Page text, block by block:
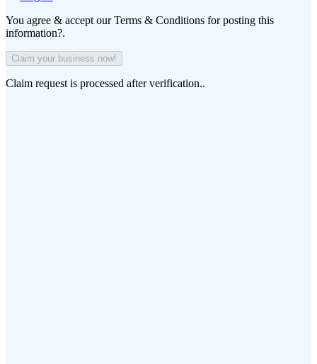
You agree & accept our Terms & Conditions for posting this
information?.
Claim request is processed after verification..